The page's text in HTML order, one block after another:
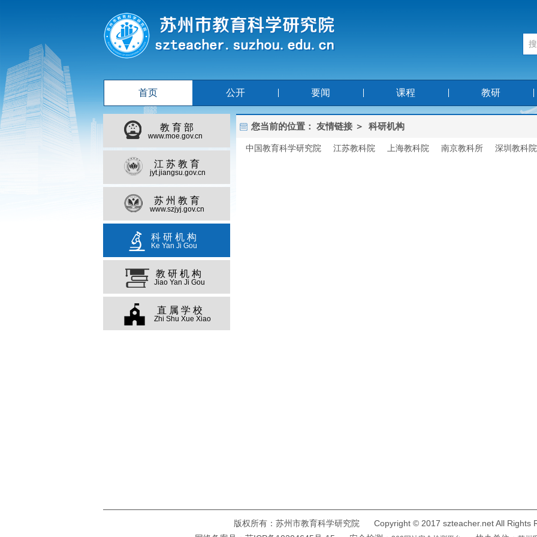
首页 公开 要闻 课程 教研
教育部
www.moe.gov.cn
江苏教育
jyt.jiangsu.gov.cn
苏州教育
www.szjyj.gov.cn
科研机构
Ke Yan Ji Gou
教研机构
Jiao Yan Ji Gou
直属学校
Zhi Shu Xue Xiao
您当前的位置： 友情链接 ＞ 科研机构
中国教育科学研究院 江苏教科院 上海教科院 南京教科所 深圳教科院
版权所有：苏州市教育科学研究院 Copyright © 2017 szteacher.net All Rights